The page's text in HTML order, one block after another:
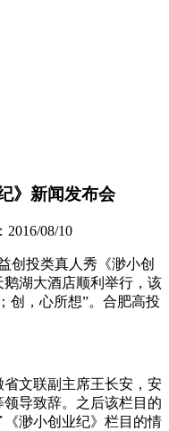
》新闻发布会
2016/08/10
创投类真人秀《渺小创
湖大酒店顺利举行，该
创，心所想”。合肥高投
文联副主席王长安，安
导致辞。之后该栏目的
渺小创业纪》栏目的情